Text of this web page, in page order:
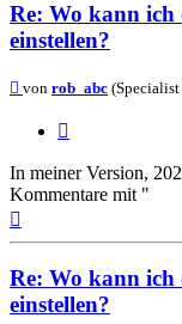
Re: Wo kann ich
einstellen?
Beitrag
von rob_abc
In meiner Version,
Kommentare mit "
Re: Wo kann ich
einstellen?